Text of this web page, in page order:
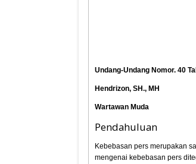
Undang-Undang Nomor. 40
Hendrizon, SH., MH
Wartawan Muda
Pendahuluan
Kebebasan pers merupakan
mengenai kebebasan pers